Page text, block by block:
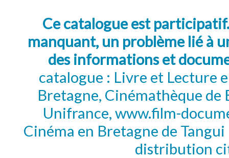
Ce catalogue est
manquant, un problème lié à
des informations et
catalogue : Livre et Lecture
Bretagne, Cinémathèque de
Unifrance, www.film-
Cinéma en Bretagne de
distribution